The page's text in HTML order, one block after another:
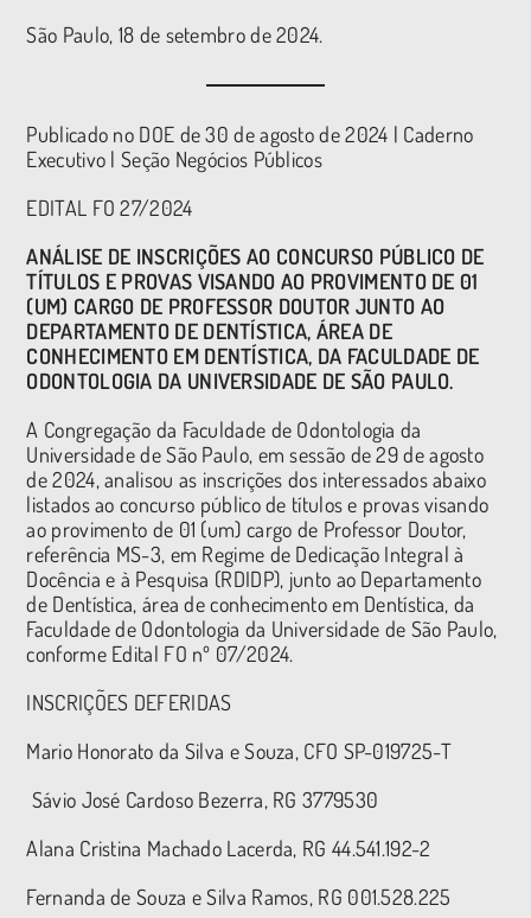
São Paulo, 18 de setembro de 2024.
Publicado no DOE de 30 de agosto de 2024 | Caderno
Executivo | Seção Negócios Públicos
EDITAL FO 27/2024
ANÁLISE DE INSCRIÇÕES AO CONCURSO PÚBLICO DE
TÍTULOS E PROVAS VISANDO AO PROVIMENTO DE 01
(UM) CARGO DE PROFESSOR DOUTOR JUNTO AO
DEPARTAMENTO DE DENTÍSTICA, ÁREA DE
CONHECIMENTO EM DENTÍSTICA, DA FACULDADE DE
ODONTOLOGIA DA UNIVERSIDADE DE SÃO PAULO.
A Congregação da Faculdade de Odontologia da
Universidade de São Paulo, em sessão de 29 de agosto
de 2024, analisou as inscrições dos interessados abaixo
listados ao concurso público de títulos e provas visando
ao provimento de 01 (um) cargo de Professor Doutor,
referência MS-3, em Regime de Dedicação Integral à
Docência e à Pesquisa (RDIDP), junto ao Departamento
de Dentística, área de conhecimento em Dentística, da
Faculdade de Odontologia da Universidade de São Paulo,
conforme Edital FO nº 07/2024.
INSCRIÇÕES DEFERIDAS
Mario Honorato da Silva e Souza, CFO SP-019725-T
Sávio José Cardoso Bezerra, RG 3779530
Alana Cristina Machado Lacerda, RG 44.541.192-2
Fernanda de Souza e Silva Ramos, RG 001.528.225